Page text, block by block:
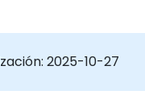
el control de
eficazmente las
de OC,
2025-10-27